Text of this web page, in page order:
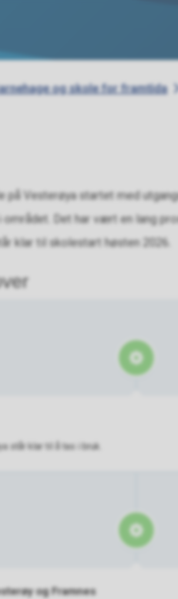
og skole for framtida
på Vesterøya startet med
området. Det har vært en lang
klar til skolestart høsten 2026.
står klar til å tas i bruk.
og Framnes